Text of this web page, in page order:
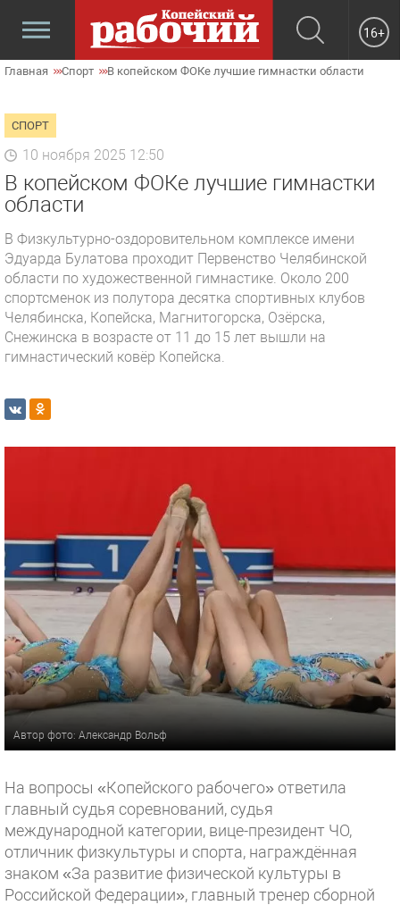
16+
Главная Спорт В копейском ФОКе лучшие гимнастки области
СПОРТ
10 ноября 2025 12:50
В копейском ФОКе лучшие гимнастки
области
В Физкультурно-оздоровительном комплексе имени
Эдуарда Булатова проходит Первенство Челябинской
области по художественной гимнастике. Около 200
спортсменок из полутора десятка спортивных клубов
Челябинска, Копейска, Магнитогорска, Озёрска,
Снежинска в возрасте от 11 до 15 лет вышли на
гимнастический ковёр Копейска.
Автор фото: Александр Вольф
На вопросы «Копейского рабочего» ответила
главный судья соревнований, судья
международной категории, вице-президент ЧО,
отличник физкультуры и спорта, награждённая
знаком «За развитие физической культуры в
Российской Федерации», главный тренер сборной